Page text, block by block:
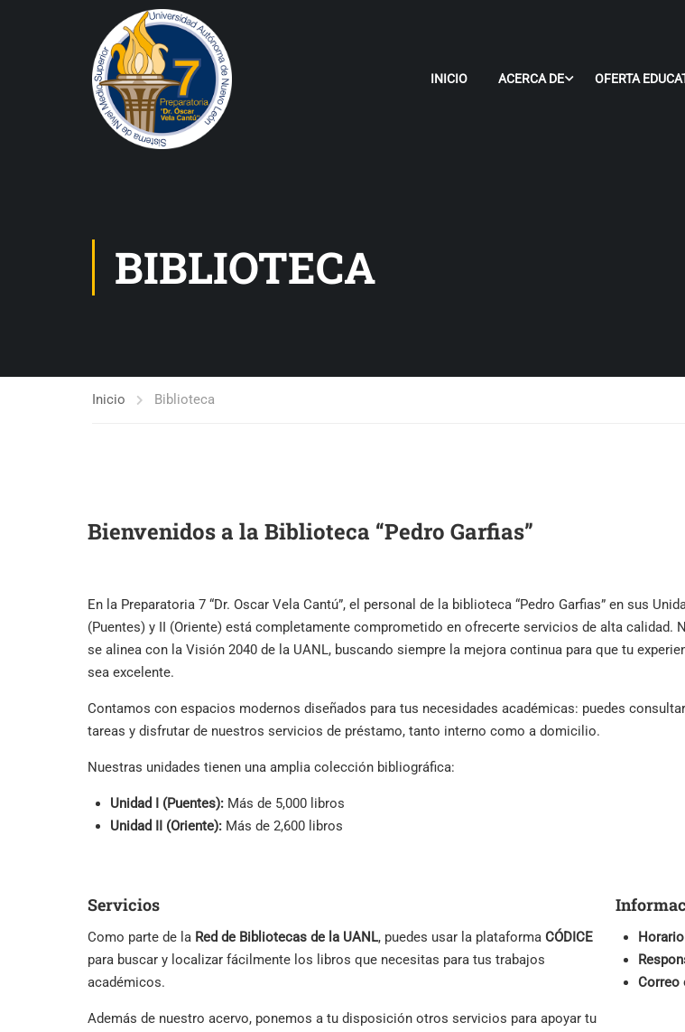
INICIO ACERCA DE OFERTA
BIBLIOTECA
Inicio Biblioteca
Bienvenidos a la Biblioteca “Pedro Garfias”
En la Preparatoria 7 “Dr. Oscar Vela Cantú”, el personal de la biblioteca “Pedro Garfias” en sus
(Puentes) y II (Oriente) está completamente comprometido en ofrecerte servicios de alta calidad.
se alinea con la Visión 2040 de la UANL, buscando siempre la mejora continua para que tu
sea excelente.
Contamos con espacios modernos diseñados para tus necesidades académicas: puedes
tareas y disfrutar de nuestros servicios de préstamo, tanto interno como a domicilio.
Nuestras unidades tienen una amplia colección bibliográfica:
Unidad I (Puentes): Más de 5,000 libros
Unidad II (Oriente): Más de 2,600 libros
Servicios
Como parte de la Red de Bibliotecas de la UANL, puedes usar la plataforma CÓDICE
para buscar y localizar fácilmente los libros que necesitas para tus trabajos
académicos.
Además de nuestro acervo, ponemos a tu disposición otros servicios para apoyar tu
Correo